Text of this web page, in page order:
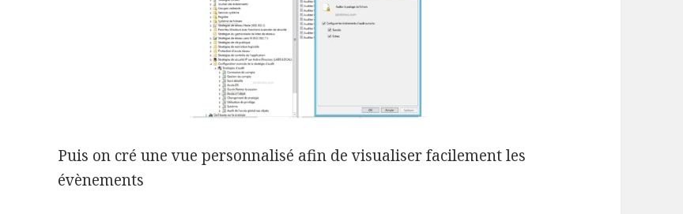
Puis on cré une vue personnalisé afin de visualiser facilement les
évènements